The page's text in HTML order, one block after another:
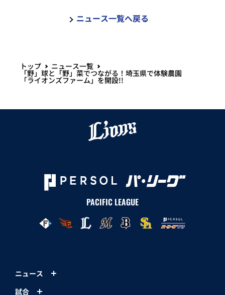
ニュース一覧へ戻る
トップ ニュース一覧
「野」球と「野」菜でつながる！埼玉県で体験農園
「ライオンズファーム」を開設!!
PACIFIC LEAGUE
ニュース
試合